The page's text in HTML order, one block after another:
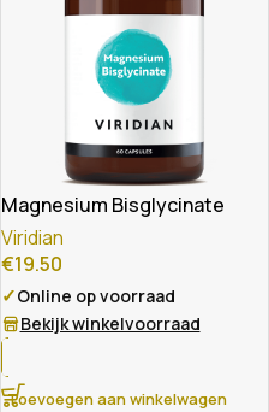
Magnesium Bisglycinate
Viridian
€19.50
✓Online op voorraad
Bekijk winkelvoorraad
Toevoegen aan winkelwagen